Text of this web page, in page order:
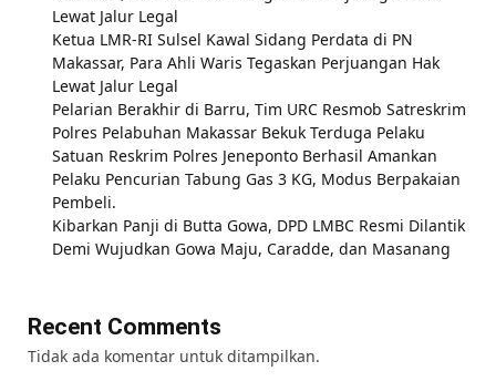
Lewat Jalur Legal
Ketua LMR-RI Sulsel Kawal Sidang Perdata di PN
Makassar, Para Ahli Waris Tegaskan Perjuangan Hak
Lewat Jalur Legal
Pelarian Berakhir di Barru, Tim URC Resmob Satreskrim
Polres Pelabuhan Makassar Bekuk Terduga Pelaku
Satuan Reskrim Polres Jeneponto Berhasil Amankan
Pelaku Pencurian Tabung Gas 3 KG, Modus Berpakaian
Pembeli.
Kibarkan Panji di Butta Gowa, DPD LMBC Resmi Dilantik
Demi Wujudkan Gowa Maju, Caradde, dan Masanang
Recent Comments
Tidak ada komentar untuk ditampilkan.